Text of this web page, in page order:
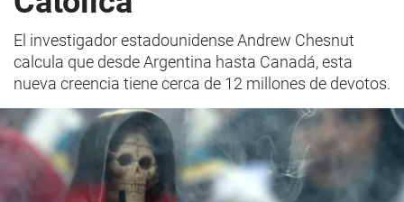
El investigador estadounidense Andrew Chesnut
calcula que desde Argentina hasta Canadá, esta
nueva creencia tiene cerca de 12 millones de devotos.